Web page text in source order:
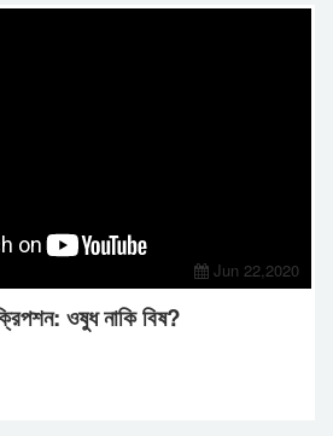
Jun 22,2020
ওষুধ নাকি বিষ?